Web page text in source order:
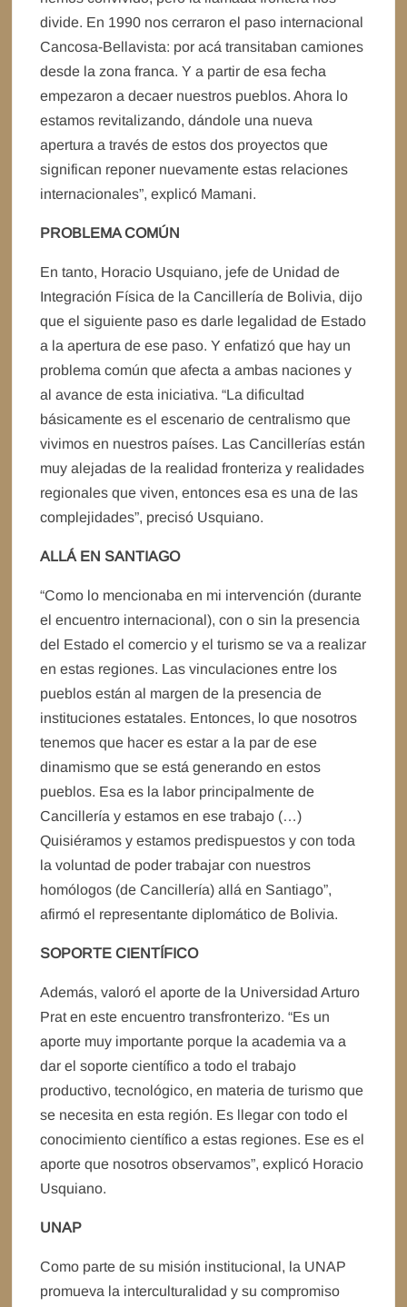
divide. En 1990 nos cerraron el paso internacional
Cancosa-Bellavista: por acá transitaban camiones
desde la zona franca. Y a partir de esa fecha
empezaron a decaer nuestros pueblos. Ahora lo
estamos revitalizando, dándole una nueva
apertura a través de estos dos proyectos que
significan reponer nuevamente estas relaciones
internacionales”, explicó Mamani.
PROBLEMA COMÚN
En tanto, Horacio Usquiano, jefe de Unidad de
Integración Física de la Cancillería de Bolivia, dijo
que el siguiente paso es darle legalidad de Estado
a la apertura de ese paso. Y enfatizó que hay un
problema común que afecta a ambas naciones y
al avance de esta iniciativa. “La dificultad
básicamente es el escenario de centralismo que
vivimos en nuestros países. Las Cancillerías están
muy alejadas de la realidad fronteriza y realidades
regionales que viven, entonces esa es una de las
complejidades”, precisó Usquiano.
ALLÁ EN SANTIAGO
“Como lo mencionaba en mi intervención (durante
el encuentro internacional), con o sin la presencia
del Estado el comercio y el turismo se va a realizar
en estas regiones. Las vinculaciones entre los
pueblos están al margen de la presencia de
instituciones estatales. Entonces, lo que nosotros
tenemos que hacer es estar a la par de ese
dinamismo que se está generando en estos
pueblos. Esa es la labor principalmente de
Cancillería y estamos en ese trabajo (…)
Quisiéramos y estamos predispuestos y con toda
la voluntad de poder trabajar con nuestros
homólogos (de Cancillería) allá en Santiago”,
afirmó el representante diplomático de Bolivia.
SOPORTE CIENTÍFICO
Además, valoró el aporte de la Universidad Arturo
Prat en este encuentro transfronterizo. “Es un
aporte muy importante porque la academia va a
dar el soporte científico a todo el trabajo
productivo, tecnológico, en materia de turismo que
se necesita en esta región. Es llegar con todo el
conocimiento científico a estas regiones. Ese es el
aporte que nosotros observamos”, explicó Horacio
Usquiano.
UNAP
Como parte de su misión institucional, la UNAP
promueva la interculturalidad y su compromiso